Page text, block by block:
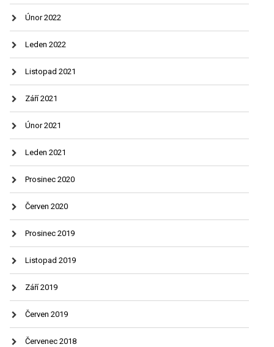
Únor 2022
Leden 2022
Listopad 2021
Září 2021
Únor 2021
Leden 2021
Prosinec 2020
Červen 2020
Prosinec 2019
Listopad 2019
Září 2019
Červen 2019
Červenec 2018